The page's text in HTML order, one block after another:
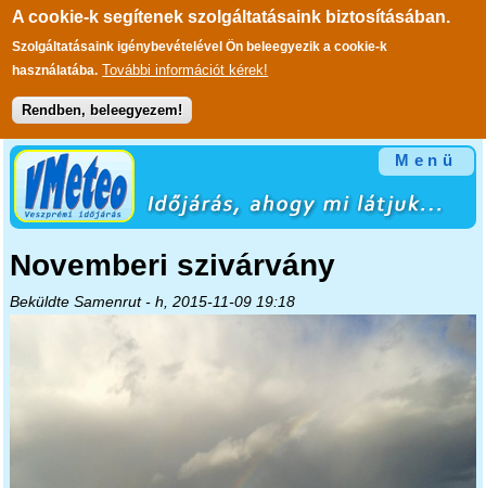
A cookie-k segítenek szolgáltatásaink biztosításában.
Szolgáltatásaink igénybevételével Ön beleegyezik a cookie-k
használatába. További információt kérek!
Rendben, beleegyezem!
Ugrás a tartalomra
Menü
Novemberi szivárvány
Beküldte Samenrut- h, 2015-11-09 19:18